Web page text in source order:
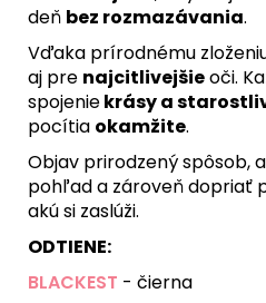
deň bez rozmazávania.
Vďaka prírodnému
aj pre najcitlivejšieoči.
spojeniekrásy a
pocítia okamžite.
Objav prirodzený spôsob,
pohľad a zároveň dopriať
akú si zaslúži.
ODTIENE:
BLACKEST - čierna